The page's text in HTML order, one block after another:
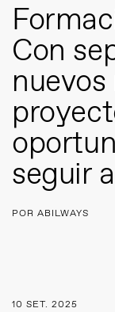
Con
seguir
POR ABILWAYS
10 SET. 2025